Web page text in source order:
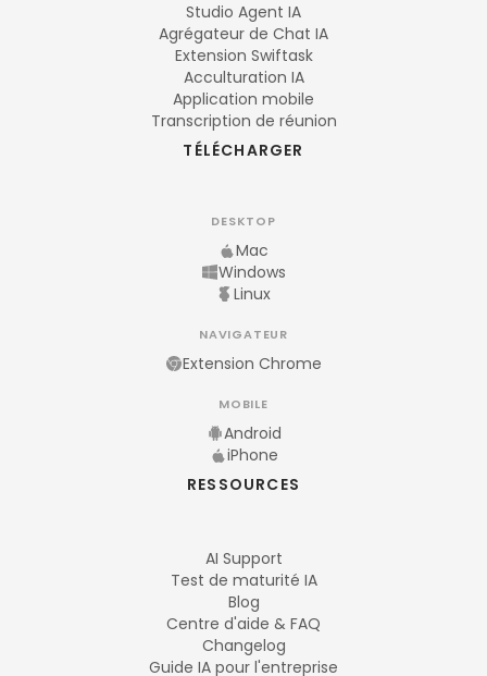
Studio Agent IA
Agrégateur de Chat IA
Extension Swiftask
Acculturation IA
Application mobile
Transcription de réunion
TÉLÉCHARGER
DESKTOP
Mac
Windows
Linux
NAVIGATEUR
Extension Chrome
MOBILE
Android
iPhone
RESSOURCES
AI Support
Test de maturité IA
Blog
Centre d'aide & FAQ
Changelog
Guide IA pour l'entreprise